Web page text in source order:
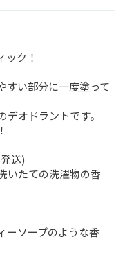
ック！
すい部分に一度塗って
オドラントです。
送)
いたての洗濯物の香
ーソープのような香